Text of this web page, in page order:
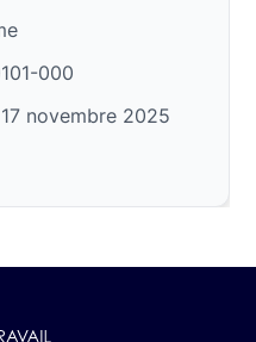
000
17 novembre 2025